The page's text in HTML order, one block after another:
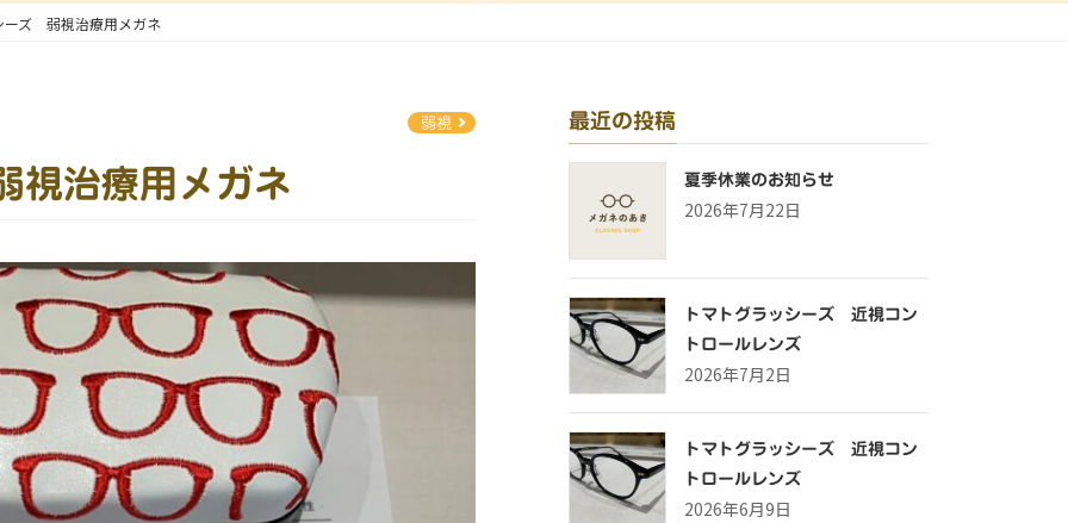
ーズ 弱視治療用メガネ
弱視
治療用メガネ
最近の投稿
夏季休業のお知らせ
2026年7月22日
トマトグラッシーズ 近視コン
トロールレンズ
2026年7月2日
トマトグラッシーズ 近視コン
トロールレンズ
2026年6月9日